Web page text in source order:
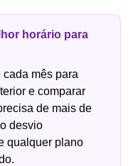
horário para
mês para
e comparar
de mais de
desvio
qualquer plano